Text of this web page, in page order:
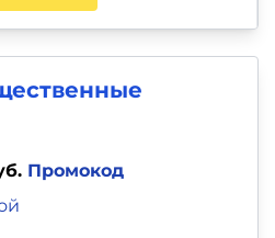
Промокод